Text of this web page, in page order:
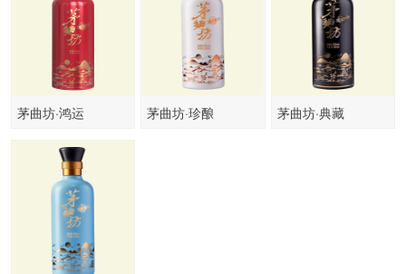
茅曲坊·鸿运 茅曲坊·珍酿 茅曲坊·典藏